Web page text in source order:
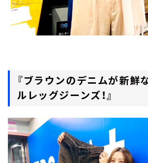
『ブラウンのデニムが新鮮
ルレッグジーンズ！』